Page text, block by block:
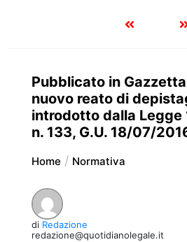
Pubblicato in
nuovo reato di
introdotto dalla Legge
n. 133, G.U. 18/07/
Home Normativa
di Redazione
redazione@quotidianolegale.it